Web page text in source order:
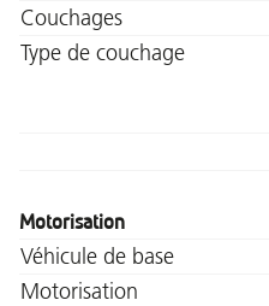
Couchages
Type de couchage
Motorisation
Véhicule de base
Motorisation